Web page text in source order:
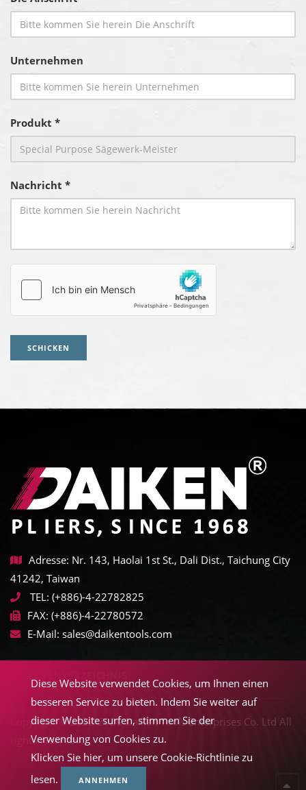
Unternehmen
Produkt *
Nachricht *
SCHICKEN
Adresse: Nr. 143, Haolai 1st St., Dali Dist., Taichung City
41242, Taiwan
TEL: (+886)-4-22782825
FAX: (+886)-4-22780572
E-Mail: sales@daikentools.com
Copyright © 2022-2026 Daiken Tools Enterprises Co. Ltd All
rights reserved.
Diese Website verwendet Cookies, um Ihnen einen
besseren Service zu bieten. Indem Sie weiter auf
dieser Website surfen, stimmen Sie der
Verwendung von Cookies zu.
Klicken Sie hier, um unsere Cookie-Richtlinie zu
lesen.
ANNEHMEN